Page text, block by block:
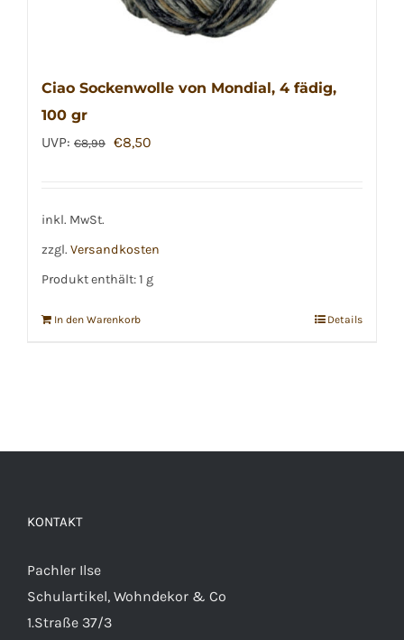
Ciao Sockenwolle von Mondial, 4 fädig,
100 gr
UVP: €8,99 Ursprünglicher
€8,50
inkl. MwSt.
zzgl. Versandkosten
Produkt enthält: 1 g
In den Warenkorb Details
KONTAKT
Pachler Ilse
Schulartikel, Wohndekor & Co
1.Straße 37/3